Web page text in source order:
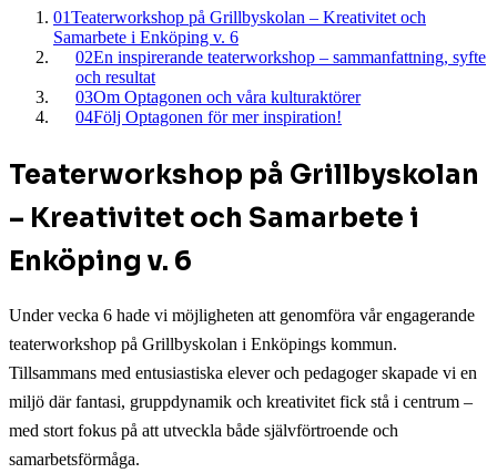
01Teaterworkshop på Grillbyskolan – Kreativitet och
Samarbete i Enköping v. 6
02En inspirerande teaterworkshop – sammanfattning, syfte
och resultat
03Om Optagonen och våra kulturaktörer
04Följ Optagonen för mer inspiration!
Teaterworkshop på Grillbyskolan
– Kreativitet och Samarbete i
Enköping v. 6
Under vecka 6 hade vi möjligheten att genomföra vår engagerande
teaterworkshop på Grillbyskolan i Enköpings kommun.
Tillsammans med entusiastiska elever och pedagoger skapade vi en
miljö där fantasi, gruppdynamik och kreativitet fick stå i centrum –
med stort fokus på att utveckla både självförtroende och
samarbetsförmåga.